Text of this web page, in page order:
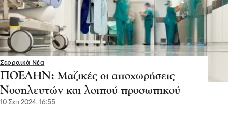
Σερραικά Νέα
ΠΟΕΔΗΝ: Mαζικές οι αποχωρήσεις
Νοσηλευτών και λοιπού προσωπικού
10 Σεπ 2024, 16:55